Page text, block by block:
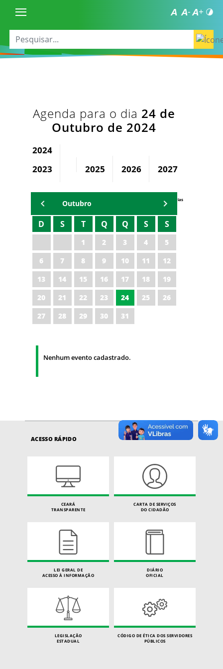
Agenda para o dia 24 de
Outubro de 2024
2024
2023
2025 2026 2027
Agenda Secretárias
Outubro
D S T Q Q S S
1 2 3 4
5
6
7 8 9 10 11
12
13
14 15 16 17 18
19
20
21 22 23 24 25
26
27
28 29 30 31
Nenhum evento cadastrado.
ACESSO RÁPIDO
CEARÁ
TRANSPARENTE
CARTA DE SERVIÇOS
DO CIDADÃO
LEI GERAL DE
ACESSO À INFORMAÇÃO
DIÁRIO
OFICIAL
LEGISLAÇÃO
ESTADUAL
CÓDIGO DE ÉTICA DOS SERVIDORES
PÚBLICOS